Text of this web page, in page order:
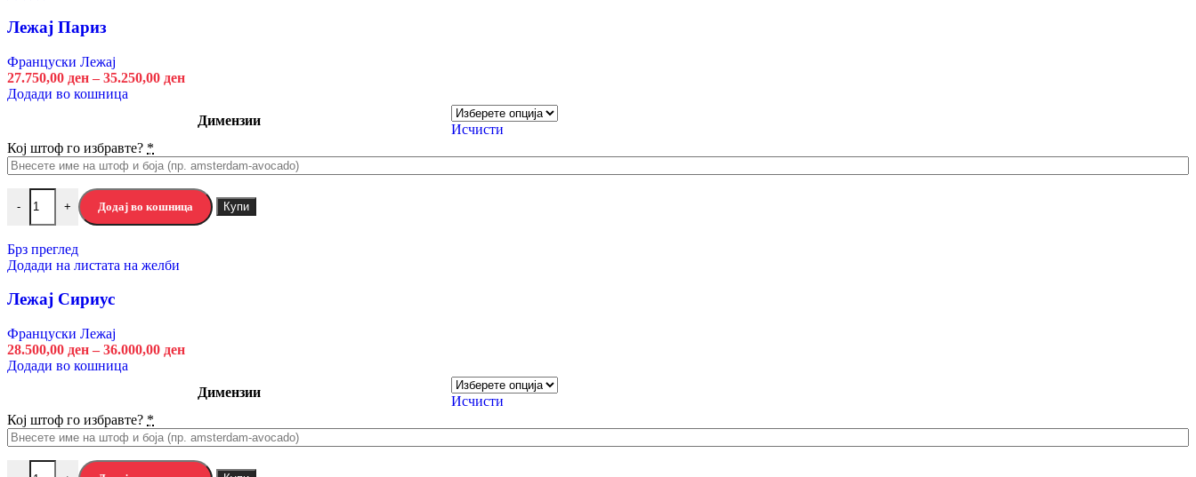
Лежај Париз
Француски Лежај
27.750,00 ден – 35.250,00 ден
Додади во кошница
Димензии
Исчисти
Кој штоф го избравте? *
- + Додај во кошница Купи
Брз преглед
Додади на листата на желби
Лежај Сириус
Француски Лежај
28.500,00 ден – 36.000,00 ден
Додади во кошница
Димензии
Исчисти
Кој штоф го избравте? *